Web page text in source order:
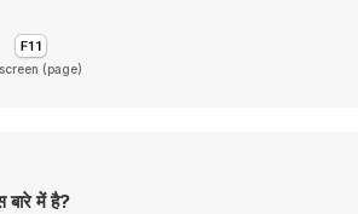
(page)
में है?